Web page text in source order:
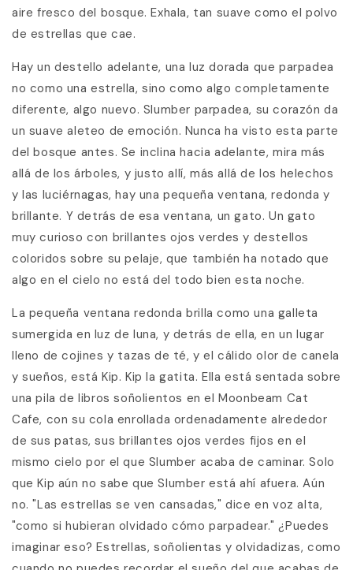
aire fresco del bosque. Exhala, tan suave como el polvo
de estrellas que cae.
Hay un destello adelante, una luz dorada que parpadea
no como una estrella, sino como algo completamente
diferente, algo nuevo. Slumber parpadea, su corazón da
un suave aleteo de emoción. Nunca ha visto esta parte
del bosque antes. Se inclina hacia adelante, mira más
allá de los árboles, y justo allí, más allá de los helechos
y las luciérnagas, hay una pequeña ventana, redonda y
brillante. Y detrás de esa ventana, un gato. Un gato
muy curioso con brillantes ojos verdes y destellos
coloridos sobre su pelaje, que también ha notado que
algo en el cielo no está del todo bien esta noche.
La pequeña ventana redonda brilla como una galleta
sumergida en luz de luna, y detrás de ella, en un lugar
lleno de cojines y tazas de té, y el cálido olor de canela
y sueños, está Kip. Kip la gatita. Ella está sentada sobre
una pila de libros soñolientos en el Moonbeam Cat
Cafe, con su cola enrollada ordenadamente alrededor
de sus patas, sus brillantes ojos verdes fijos en el
mismo cielo por el que Slumber acaba de caminar. Solo
que Kip aún no sabe que Slumber está ahí afuera. Aún
no. "Las estrellas se ven cansadas," dice en voz alta,
"como si hubieran olvidado cómo parpadear." ¿Puedes
imaginar eso? Estrellas, soñolientas y olvidadizas, como